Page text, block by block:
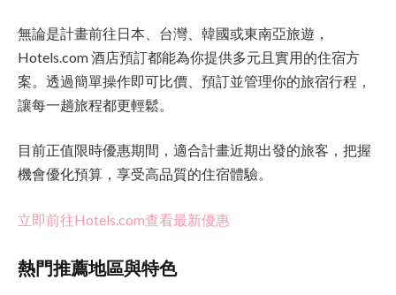
無論是計畫前往日本、台灣、韓國或東南亞旅遊，
Hotels.com 酒店預訂都能為你提供多元且實用的住宿方
案。透過簡單操作即可比價、預訂並管理你的旅宿行程，
讓每一趟旅程都更輕鬆。
目前正值限時優惠期間，適合計畫近期出發的旅客，把握
機會優化預算，享受高品質的住宿體驗。
立即前往Hotels.com查看最新優惠
熱門推薦地區與特色